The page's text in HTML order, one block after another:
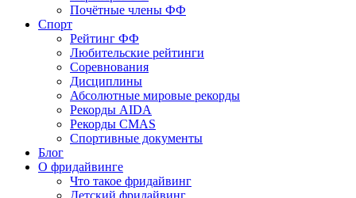
Почётные члены ФФ
Спорт
Рейтинг ФФ
Любительские рейтинги
Соревнования
Дисциплины
Абсолютные мировые рекорды
Рекорды AIDA
Рекорды CMAS
Спортивные документы
Блог
О фридайвинге
Что такое фридайвинг
Детский фридайвинг